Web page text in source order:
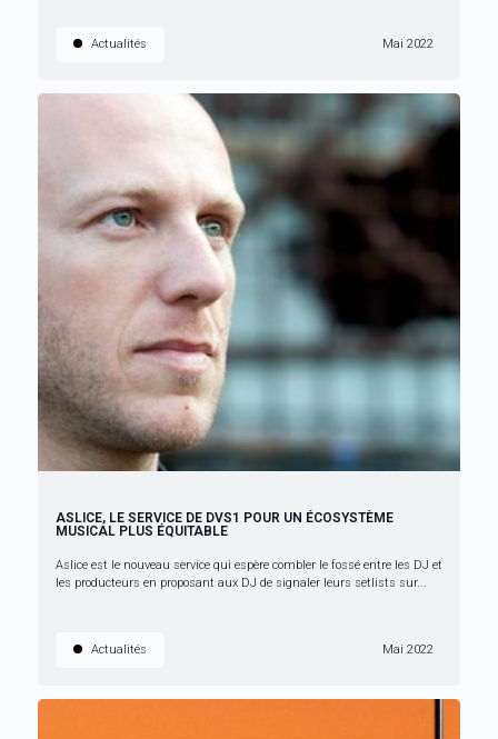
Actualités Mai 2022
ASLICE, LE SERVICE DE DVS1 POUR UN ÉCOSYSTÈME
MUSICAL PLUS ÉQUITABLE
Aslice est le nouveau service qui espère combler le fossé entre les DJ et
les producteurs en proposant aux DJ de signaler leurs setlists sur...
Actualités Mai 2022